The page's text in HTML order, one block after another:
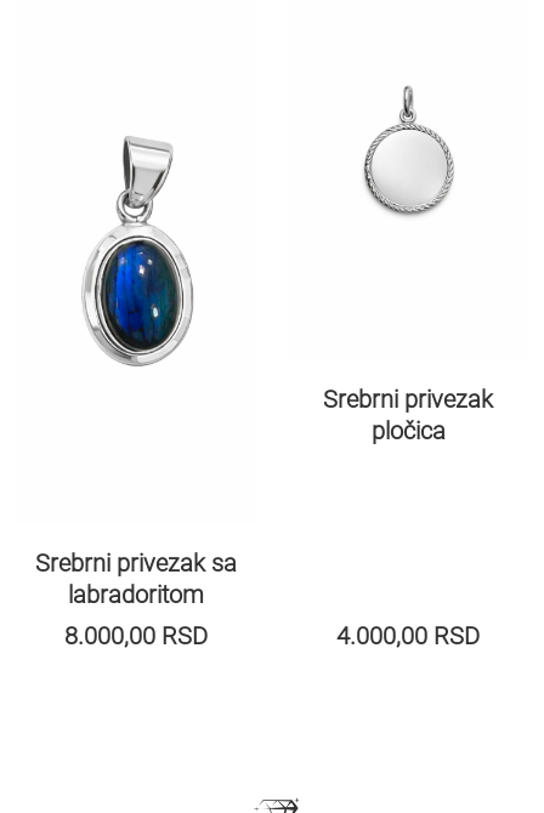
Srebrni privezak sa
labradoritom
8.000,00 RSD
Srebrni privezak
pločica
4.000,00 RSD